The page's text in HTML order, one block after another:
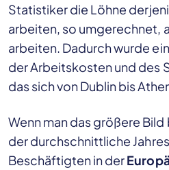
Statistiker die Löhne
arbeiten, so umgerechnet,
arbeiten. Dadurch wurde
der Arbeitskosten und des
das sich von Dublin bis
Wenn man das größere
der durchschnittliche
Beschäftigten in der